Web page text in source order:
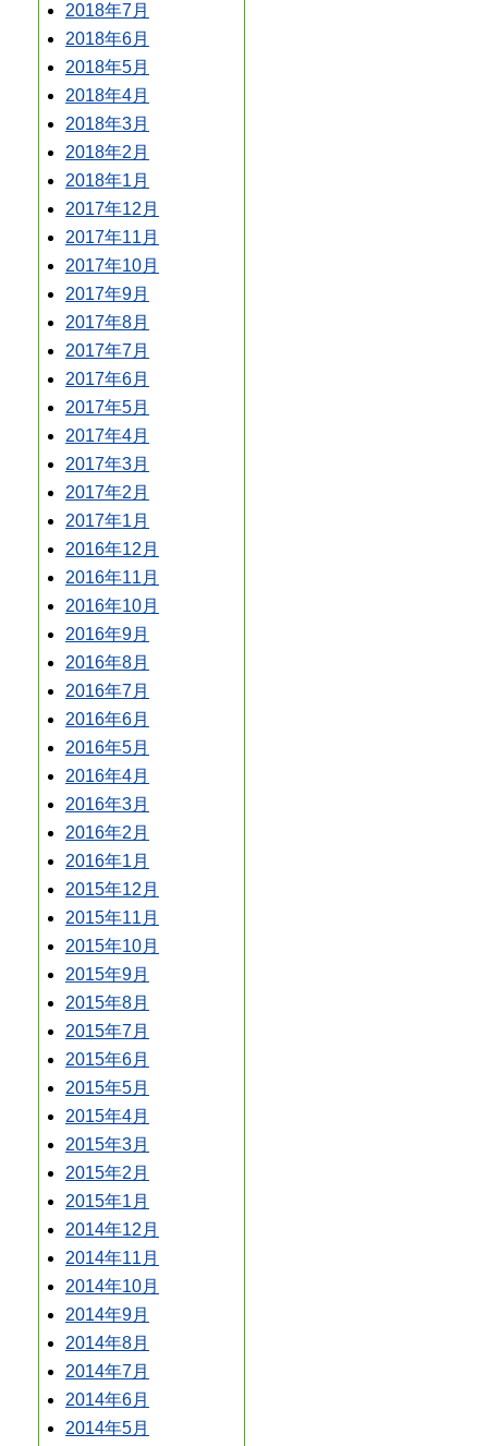
2018年7月
2018年6月
2018年5月
2018年4月
2018年3月
2018年2月
2018年1月
2017年12月
2017年11月
2017年10月
2017年9月
2017年8月
2017年7月
2017年6月
2017年5月
2017年4月
2017年3月
2017年2月
2017年1月
2016年12月
2016年11月
2016年10月
2016年9月
2016年8月
2016年7月
2016年6月
2016年5月
2016年4月
2016年3月
2016年2月
2016年1月
2015年12月
2015年11月
2015年10月
2015年9月
2015年8月
2015年7月
2015年6月
2015年5月
2015年4月
2015年3月
2015年2月
2015年1月
2014年12月
2014年11月
2014年10月
2014年9月
2014年8月
2014年7月
2014年6月
2014年5月